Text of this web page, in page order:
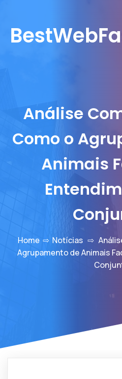
Análise
Como o
Animais
Home ⇨ Notícias ⇨
Agrupamento de Animais